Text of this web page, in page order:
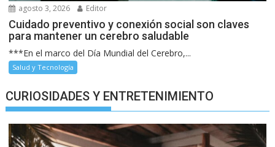
agosto 3, 2026 Editor
Cuidado preventivo y conexión social son claves
para mantener un cerebro saludable
***En el marco del Día Mundial del Cerebro,...
Salud y Tecnología
CURIOSIDADES Y ENTRETENIMIENTO